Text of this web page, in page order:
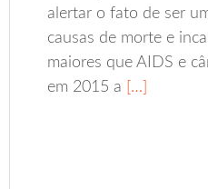
alertar o fato de ser
causas de morte e
maiores que AIDS e
em 2015 a […]